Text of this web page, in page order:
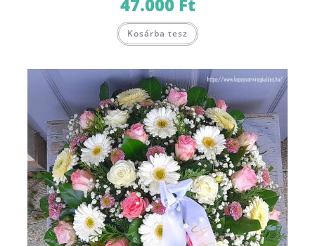
47.000 Ft
Kosárba tesz